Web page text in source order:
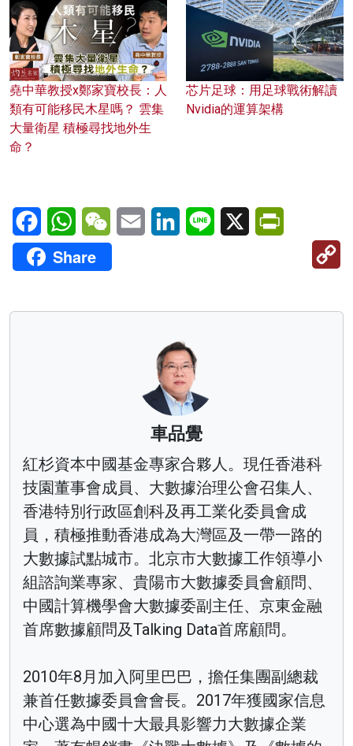
堯中華教授x鄭家寶校長：人
類有可能移民木星嗎？ 雲集
大量衛星 積極尋找地外生
命？
芯片足球：用足球戰術解讀
Nvidia的運算架構
FacebookWhatsAppWeChatEmail LinkedInLine X
Share
車品覺
紅杉資本中國基金專家合夥人。現任香港科
技園董事會成員、大數據治理公會召集人、
香港特別行政區創科及再工業化委員會成
員，積極推動香港成為大灣區及一帶一路的
大數據試點城市。北京市大數據工作領導小
組諮詢業專家、貴陽市大數據委員會顧問、
中國計算機學會大數據委副主任、京東金融
首席數據顧問及Talking Data首席顧問。
2010年8月加入阿里巴巴，擔任集團副總裁
兼首任數據委員會會長。2017年獲國家信息
中心選為中國十大最具影響力大數據企業